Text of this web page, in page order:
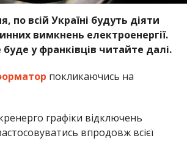
по всій Україні будуть діяти
вимкнень електроенергії.
буде у франківців читайте далі.
покликаючись на
графіки відключень
впродовж всієї